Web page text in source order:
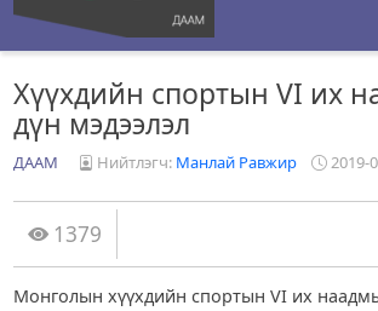
Хүүхдийн спортын VI их
дүн мэдээлэл
ДААМ Нийтлэгч: Манлай Равжир 2019-
1379
Монголын хүүхдийн спортын VI их